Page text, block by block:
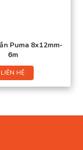
Puma 8x12mm-
6m
LIÊN HỆ